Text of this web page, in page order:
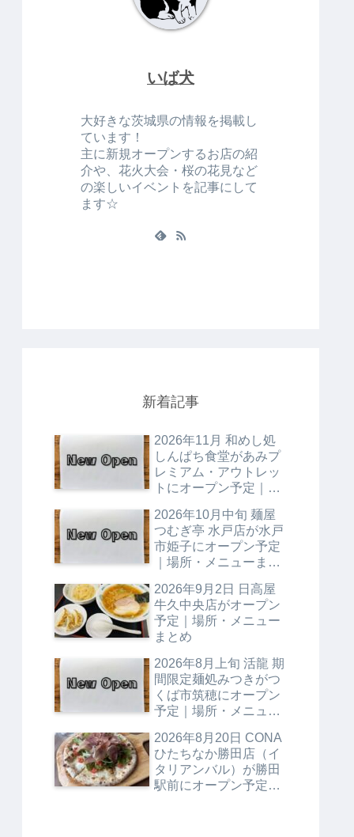
いば犬
大好きな茨城県の情報を掲載し
ています！
主に新規オープンするお店の紹
介や、花火大会・桜の花見など
の楽しいイベントを記事にして
ます☆
新着記事
2026年11月 和めし処
しんぱち食堂があみプ
レミアム・アウトレッ
トにオープン予定｜場
2026年10月中旬 麺屋
つむぎ亭 水戸店が水戸
市姫子にオープン予定
｜場所・メニューまと
2026年9月2日 日高屋
牛久中央店がオープン
予定｜場所・メニュー
まとめ
2026年8月上旬 活龍 期
間限定麺処みつきがつ
くば市筑穂にオープン
予定｜場所・メニュー
2026年8月20日 CONA
ひたちなか勝田店（イ
タリアンバル）が勝田
駅前にオープン予定｜